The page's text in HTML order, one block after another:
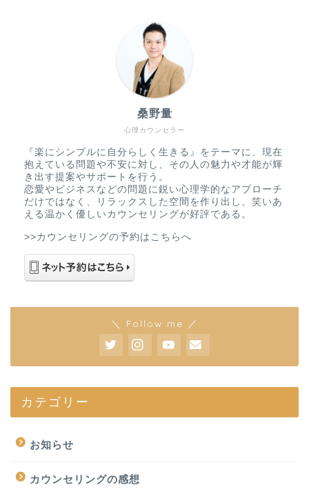
心理カウンセラー
桑野量
『楽にシンプルに自分らしく生きる』をテーマに、現在
抱えている問題や不安に対し、その人の魅力や才能が輝
き出す提案やサポートを行う。
恋愛やビジネスなどの問題に鋭い心理学的なアプローチ
だけではなく、リラックスした空間を作り出し、笑いあ
える温かく優しいカウンセリングが好評である。
>>カウンセリングの予約はこちらへ
＼ Follow me ／
カテゴリー
お知らせ
カウンセリングの感想